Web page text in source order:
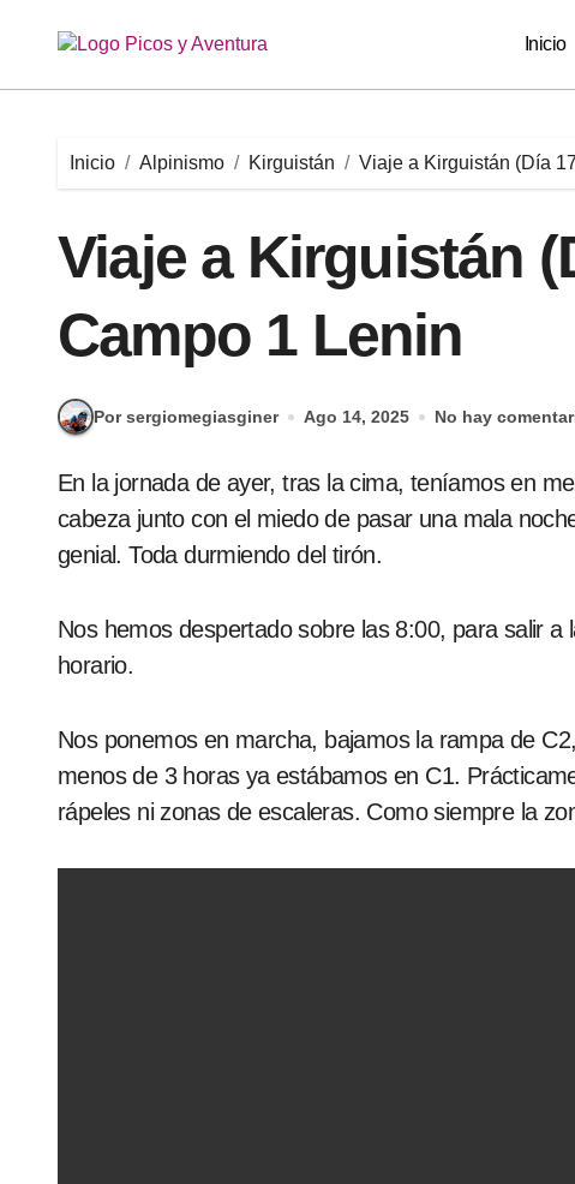
Inicio
Inicio Alpinismo Kirguistán Viaje a Kirguistán (Día
Viaje a Kirguistán
Campo 1 Lenin
Por sergiomegiasginer Ago 14, 2025 No hay
En la jornada de ayer, tras la cima, teníamos en mente dormir en C3, pero el fuerte dolor de
cabeza junto con el miedo de pasar una mala
genial. Toda durmiendo del tirón.
Nos hemos despertado sobre las 8:00, para salir
horario.
Nos ponemos en marcha, bajamos la rampa de
menos de 3 horas ya estábamos en C1.
rápeles ni zonas de escaleras. Como siempre la